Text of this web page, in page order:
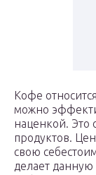
Кофе
можно
наценкой. Это
продуктов.
свою
делает